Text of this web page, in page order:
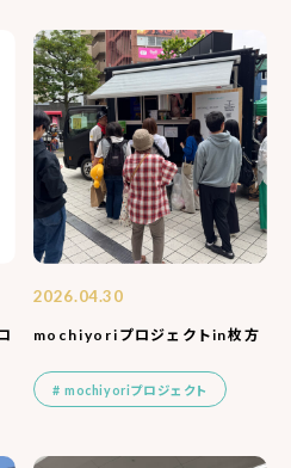
2026.04.30
mochiyoriプロジェクトin枚方
mochiyoriプロジェクト